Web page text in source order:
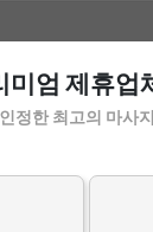
미엄 제휴업
정한 최고의 마사